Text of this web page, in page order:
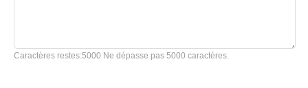
Caractères restes:5000 Ne dépasse pas 5000 caractères.